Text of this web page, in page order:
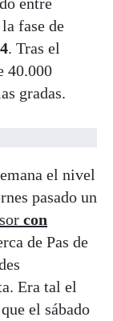
fase de
. Tras el
40.000
gradas.
el nivel
pasado un
con
de Pas de
Era tal el
el sábado